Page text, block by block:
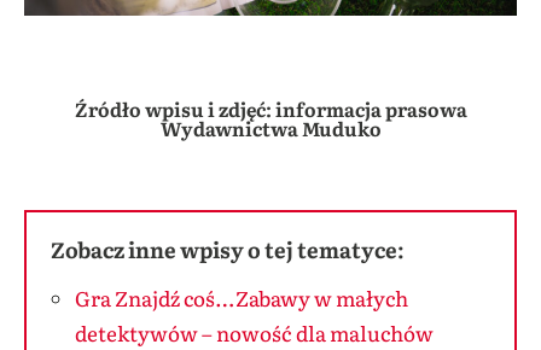
Źródło wpisu i zdjęć: informacja prasowa
Wydawnictwa Muduko
Zobacz inne wpisy o tej tematyce:
Gra Znajdź coś…Zabawy w małych
detektywów – nowość dla maluchów